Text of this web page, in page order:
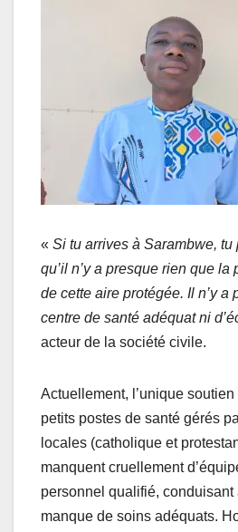
« Si tu arrives à Sarambwe, tu
qu’il n’y a presque rien que
de cette aire protégée. Il n’y a
centre de santé adéquat ni
acteur de la société civile.
Actuellement, l’unique
petits postes de santé gérés
locales (catholique et
manquent cruellement
personnel qualifié, conduisant
manque de soins adéquats.